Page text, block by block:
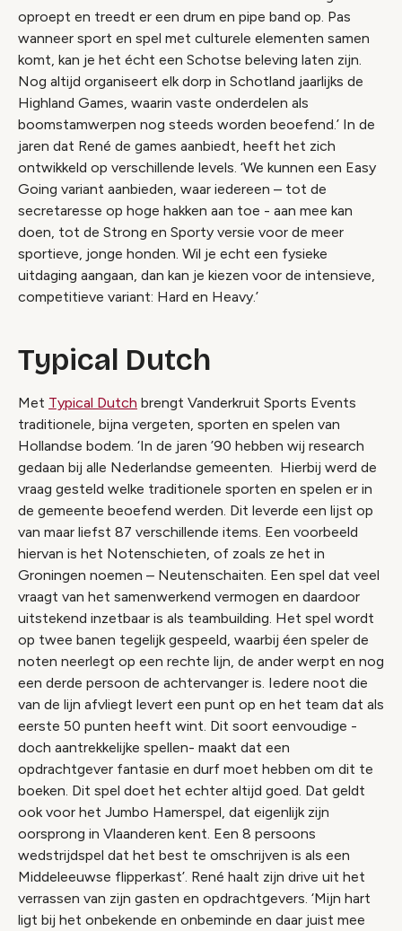
oproept en treedt er een drum en pipe band op. Pas
wanneer sport en spel met culturele elementen samen
komt, kan je het écht een Schotse beleving laten zijn.
Nog altijd organiseert elk dorp in Schotland jaarlijks de
Highland Games, waarin vaste onderdelen als
boomstamwerpen nog steeds worden beoefend.’ In de
jaren dat René de games aanbiedt, heeft het zich
ontwikkeld op verschillende levels. ‘We kunnen een Easy
Going variant aanbieden, waar iedereen – tot de
secretaresse op hoge hakken aan toe - aan mee kan
doen, tot de Strong en Sporty versie voor de meer
sportieve, jonge honden. Wil je echt een fysieke
uitdaging aangaan, dan kan je kiezen voor de intensieve,
competitieve variant: Hard en Heavy.’
Typical Dutch
Met Typical Dutch brengt Vanderkruit Sports Events
traditionele, bijna vergeten, sporten en spelen van
Hollandse bodem. ‘In de jaren ’90 hebben wij research
gedaan bij alle Nederlandse gemeenten. Hierbij werd de
vraag gesteld welke traditionele sporten en spelen er in
de gemeente beoefend werden. Dit leverde een lijst op
van maar liefst 87 verschillende items. Een voorbeeld
hiervan is het Notenschieten, of zoals ze het in
Groningen noemen – Neutenschaiten. Een spel dat veel
vraagt van het samenwerkend vermogen en daardoor
uitstekend inzetbaar is als teambuilding. Het spel wordt
op twee banen tegelijk gespeeld, waarbij éen speler de
noten neerlegt op een rechte lijn, de ander werpt en nog
een derde persoon de achtervanger is. Iedere noot die
van de lijn afvliegt levert een punt op en het team dat als
eerste 50 punten heeft wint. Dit soort eenvoudige -
doch aantrekkelijke spellen- maakt dat een
opdrachtgever fantasie en durf moet hebben om dit te
boeken. Dit spel doet het echter altijd goed. Dat geldt
ook voor het Jumbo Hamerspel, dat eigenlijk zijn
oorsprong in Vlaanderen kent. Een 8 persoons
wedstrijdspel dat het best te omschrijven is als een
Middeleeuwse flipperkast’. René haalt zijn drive uit het
verrassen van zijn gasten en opdrachtgevers. ‘Mijn hart
ligt bij het onbekende en onbeminde en daar juist mee